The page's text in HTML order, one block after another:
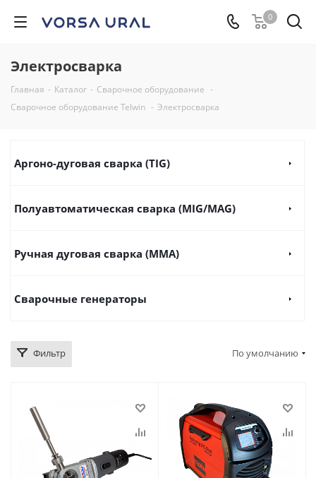
0
Электросварка
Главная - Каталог - Сварочное оборудование -
Сварочное оборудование Telwin - Электросварка
Аргоно-дуговая сварка (TIG)
Полуавтоматическая сварка (MIG/MAG)
Ручная дуговая сварка (ММА)
Сварочные генераторы
Фильтр По умолчанию